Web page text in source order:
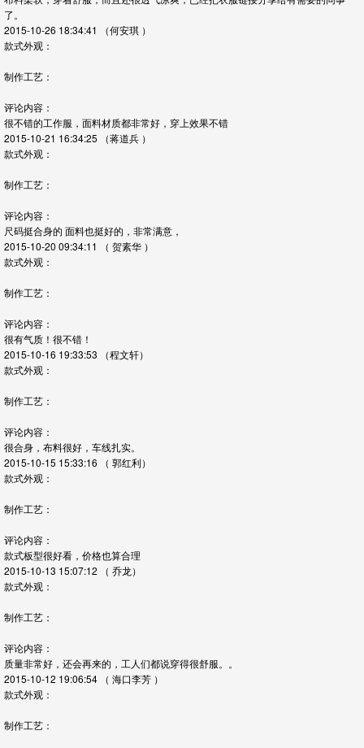
了。
2015-10-26 18:34:41
（何安琪 ）
款式外观：
制作工艺：
评论内容：
很不错的工作服，面料材质都非常好，穿上效果不错
2015-10-21 16:34:25
（蒋道兵 ）
款式外观：
制作工艺：
评论内容：
尺码挺合身的 面料也挺好的，非常满意，
2015-10-20 09:34:11
（ 贺素华 ）
款式外观：
制作工艺：
评论内容：
很有气质！很不错！
2015-10-16 19:33:53
（程文轩）
款式外观：
制作工艺：
评论内容：
很合身，布料很好，车线扎实。
2015-10-15 15:33:16
（ 郭红利）
款式外观：
制作工艺：
评论内容：
款式板型很好看，价格也算合理
2015-10-13 15:07:12
（ 乔龙）
款式外观：
制作工艺：
评论内容：
质量非常好，还会再来的，工人们都说穿得很舒服。。
2015-10-12 19:06:54 （ 海口李芳 ）
款式外观：
制作工艺：